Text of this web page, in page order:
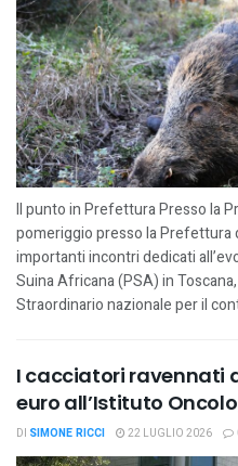
Il punto in Prefettura Presso la
pomeriggio presso la Prefettura
importanti incontri dedicati
Suina Africana (PSA) in
Straordinario nazionale per il
I cacciatori ravennati
euro all’Istituto
DI SIMONE RICCI 22 LUGLIO 2026